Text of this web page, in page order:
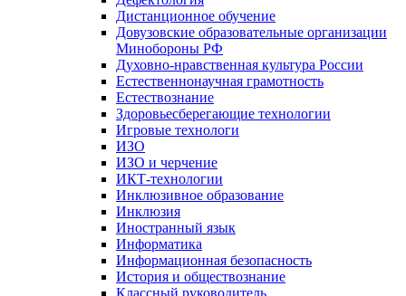
Дистанционное обучение
Довузовские образовательные организации
Минобороны РФ
Духовно‑нравственная культура России
Естественнонаучная грамотность
Естествознание
Здоровьесберегающие технологии
Игровые технологи
ИЗО
ИЗО и черчение
ИКТ-технологии
Инклюзивное образование
Инклюзия
Иностранный язык
Информатика
Информационная безопасность
История и обществознание
Классный руководитель